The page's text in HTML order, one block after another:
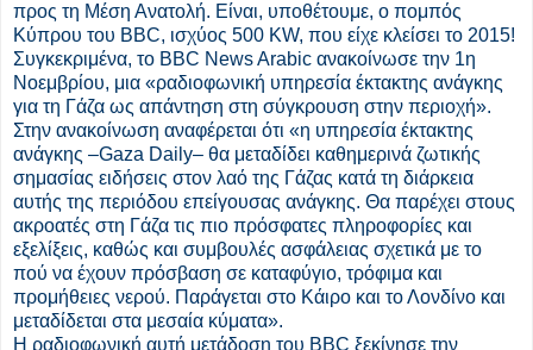
προς τη Μέση Ανατολή. Είναι, υποθέτουμε, ο πομπός
Κύπρου του BBC, ισχύος 500 KW, που είχε κλείσει το 2015!
Συγκεκριμένα, το BBC News Arabic ανακοίνωσε την 1η
Νοεμβρίου, μια «ραδιοφωνική υπηρεσία έκτακτης ανάγκης
για τη Γάζα ως απάντηση στη σύγκρουση στην περιοχή».
Στην ανακοίνωση αναφέρεται ότι «η υπηρεσία έκτακτης
ανάγκης –Gaza Daily– θα μεταδίδει καθημερινά ζωτικής
σημασίας ειδήσεις στον λαό της Γάζας κατά τη διάρκεια
αυτής της περιόδου επείγουσας ανάγκης. Θα παρέχει στους
ακροατές στη Γάζα τις πιο πρόσφατες πληροφορίες και
εξελίξεις, καθώς και συμβουλές ασφάλειας σχετικά με το
πού να έχουν πρόσβαση σε καταφύγιο, τρόφιμα και
προμήθειες νερού. Παράγεται στο Κάιρο και το Λονδίνο και
μεταδίδεται στα μεσαία κύματα».
Η ραδιοφωνική αυτή μετάδοση του BBC ξεκίνησε την